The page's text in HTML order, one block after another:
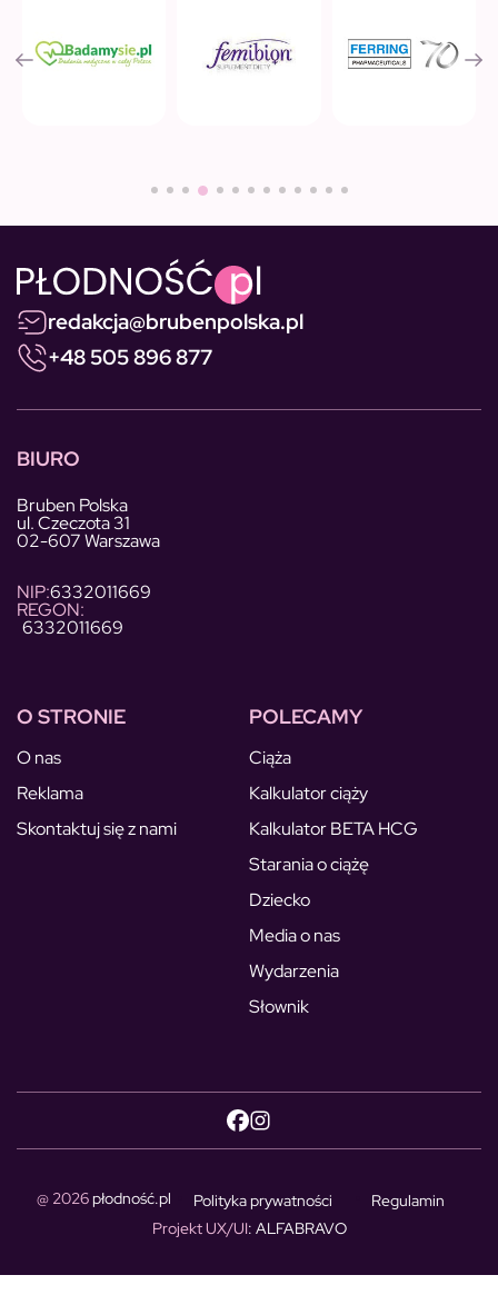
redakcja@brubenpolska.pl
+48 505 896 877
BIURO
Bruben Polska
ul. Czeczota 31
02-607 Warszawa
NIP:6332011669
REGON:
6332011669
O STRONIE
O nas
Reklama
Skontaktuj się z nami
POLECAMY
Ciąża
Kalkulator ciąży
Kalkulator BETA HCG
Starania o ciążę
Dziecko
Media o nas
Wydarzenia
Słownik
@ 2026płodność.pl Polityka prywatności
Regulamin
Projekt UX/UI: ALFABRAVO